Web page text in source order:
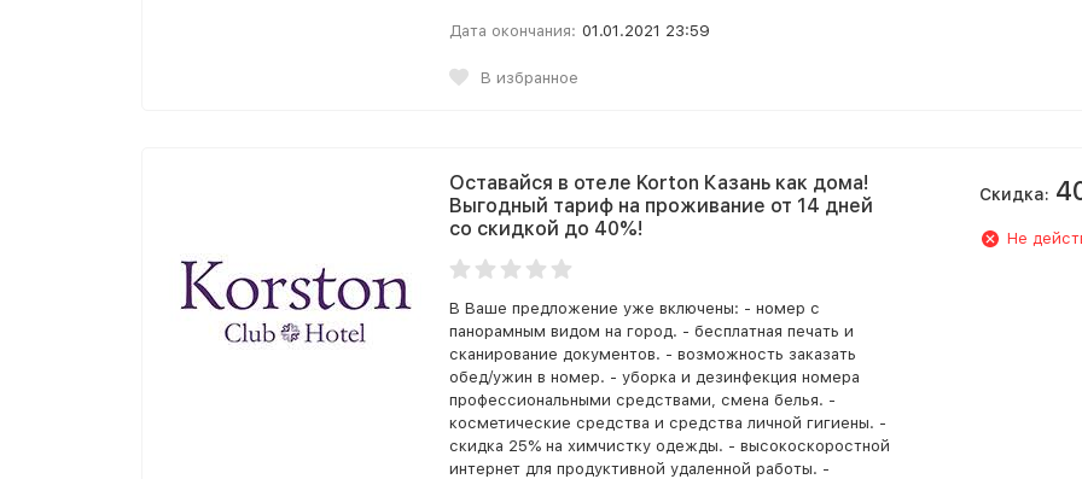
Дата окончания: 01.01.2021 23:59
В избранное
Оставайся в отеле Korton Казань как дома!
Выгодный тариф на проживание от 14 дней
со скидкой до 40%!
В Ваше предложение уже включены: - номер с
панорамным видом на город. - бесплатная печать и
сканирование документов. - возможность заказать
обед/ужин в номер. - уборка и дезинфекция номера
профессиональными средствами, смена белья. -
косметические средства и средства личной гигиены. -
скидка 25% на химчистку одежды. - высокоскоростной
интернет для продуктивной удаленной работы. -
Скидка:
Не